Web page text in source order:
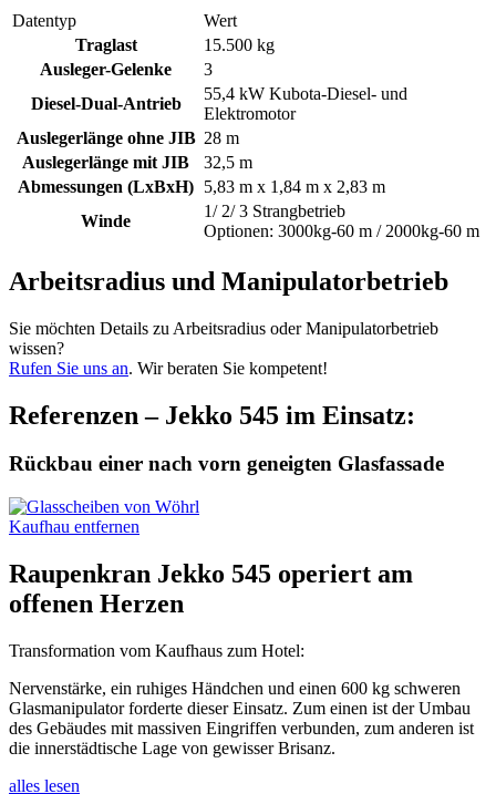
Datentyp
Wert
Traglast
15.500 kg
Ausleger-Gelenke
3
Diesel-Dual-Antrieb
55,4 kW Kubota-Diesel- und
Elektromotor
Auslegerlänge ohne JIB 28 m
Auslegerlänge mit JIB
32,5 m
Abmessungen (LxBxH) 5,83 m x 1,84 m x 2,83 m
Winde
1/ 2/ 3 Strangbetrieb
Optionen: 3000kg-60 m / 2000kg-60 m
Arbeitsradius und Manipulatorbetrieb
Sie möchten Details zu Arbeitsradius oder Manipulatorbetrieb
wissen?
Rufen Sie uns an. Wir beraten Sie kompetent!
Referenzen – Jekko 545 im Einsatz:
Rückbau einer nach vorn geneigten Glasfassade
Raupenkran Jekko 545 operiert am
offenen Herzen
Transformation vom Kaufhaus zum Hotel:
Nervenstärke, ein ruhiges Händchen und einen 600 kg schweren
Glasmanipulator forderte dieser Einsatz. Zum einen ist der Umbau
des Gebäudes mit massiven Eingriffen verbunden, zum anderen ist
die innerstädtische Lage von gewisser Brisanz.
alles lesen